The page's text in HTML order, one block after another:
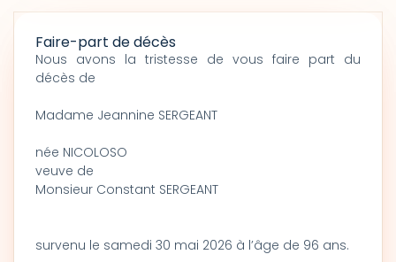
Faire-part de décès
Nous avons la tristesse de vous faire part du
décès de
Madame Jeannine SERGEANT
née NICOLOSO
veuve de
Monsieur Constant SERGEANT
survenu le samedi 30 mai 2026 à l’âge de 96 ans.